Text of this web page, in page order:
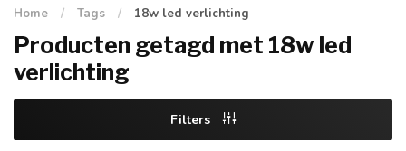
Home / Tags / 18w led verlichting
Producten getagd met 18w led
verlichting
Filters